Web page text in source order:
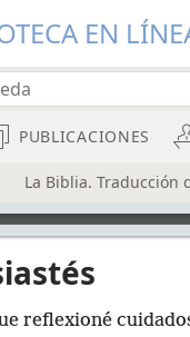
EN
PUBLICACIONES
La Biblia. Traducción
reflexioné